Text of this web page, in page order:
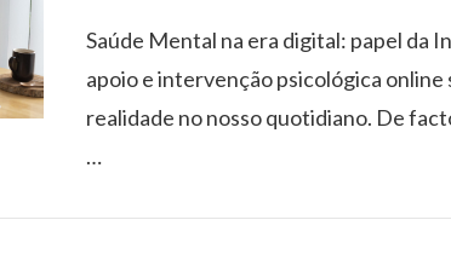
Saúde Mental na era digital: papel da
apoio e intervenção psicológica online
realidade no nosso quotidiano. De
…